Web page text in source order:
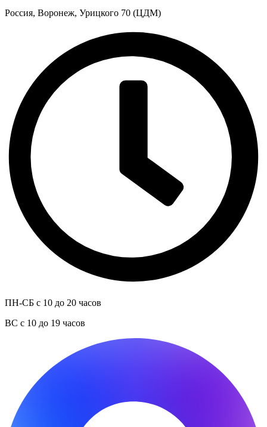
Россия, Воронеж, Урицкого 70 (ЦДМ)
ПН-СБ с 10 до 20 часов
ВС с 10 до 19 часов